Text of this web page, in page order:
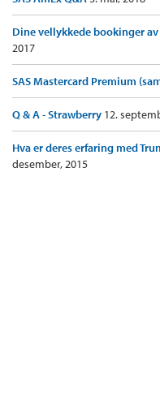
Dine vellykkede bookinger
2017
SAS Mastercard Premium
Q & A - Strawberry 12.
Hva er deres erfaring med
desember, 2015